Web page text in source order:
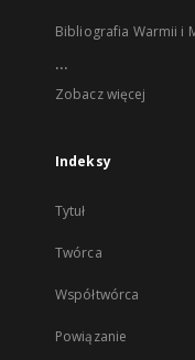
Bibliografia Warmii i
...
Zobacz więcej
Indeksy
Tytuł
Twórca
Współtwórca
Powiązanie